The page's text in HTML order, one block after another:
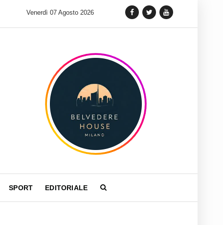
Tag Heuer lancia una variante Limited Edition del Carrera
Venerdì 07 Agosto 2026
SPORT EDITORIALE